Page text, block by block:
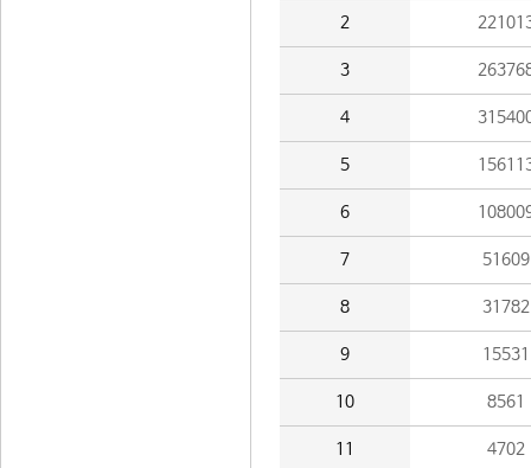
2
3
4
5
6
7 51609
8 31782
9 15531
10 8561
11 4702